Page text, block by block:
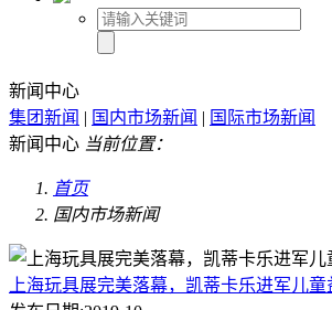
新闻中心
集团新闻 | 国内市场新闻 | 国际市场新闻
新闻中心 当前位置：
首页
国内市场新闻
上海玩具展完美落幕，凯蒂卡乐进军儿